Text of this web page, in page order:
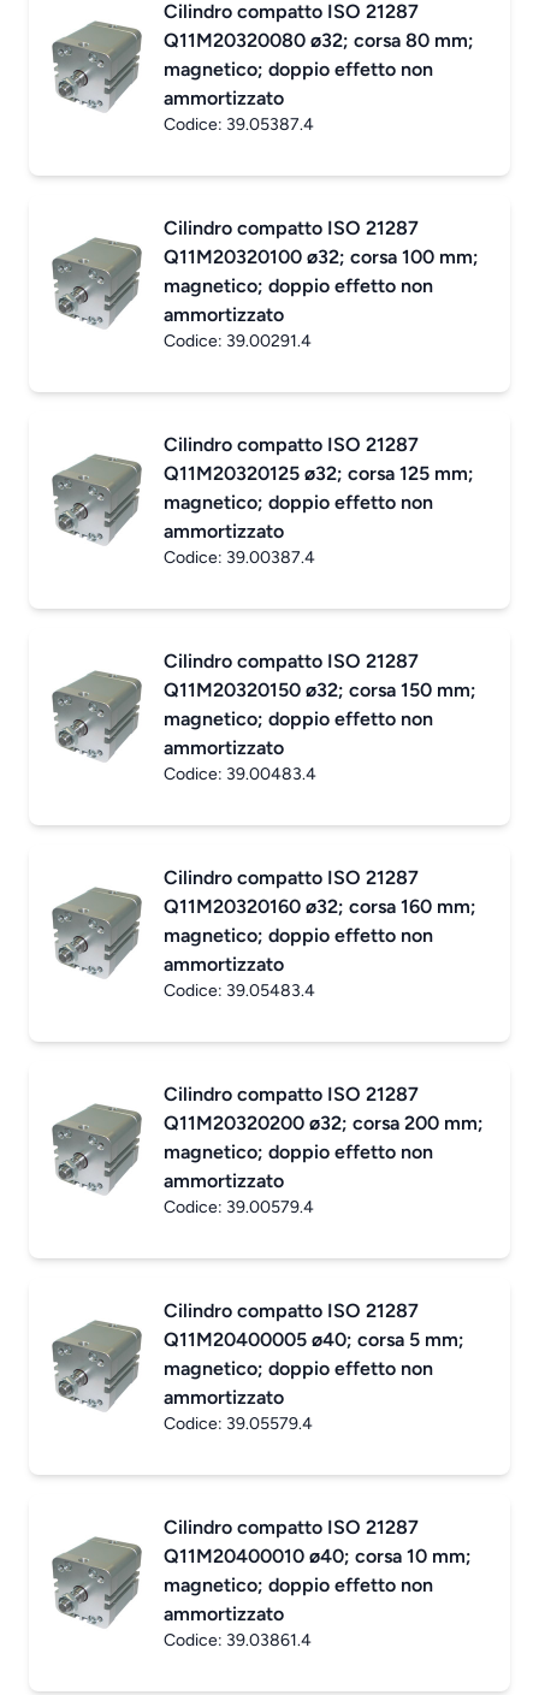
Cilindro compatto ISO 21287
Q11M20320080 ø32; corsa 80 mm;
magnetico; doppio effetto non
ammortizzato
Codice: 39.05387.4
Cilindro compatto ISO 21287
Q11M20320100 ø32; corsa 100 mm;
magnetico; doppio effetto non
ammortizzato
Codice: 39.00291.4
Cilindro compatto ISO 21287
Q11M20320125 ø32; corsa 125 mm;
magnetico; doppio effetto non
ammortizzato
Codice: 39.00387.4
Cilindro compatto ISO 21287
Q11M20320150 ø32; corsa 150 mm;
magnetico; doppio effetto non
ammortizzato
Codice: 39.00483.4
Cilindro compatto ISO 21287
Q11M20320160 ø32; corsa 160 mm;
magnetico; doppio effetto non
ammortizzato
Codice: 39.05483.4
Cilindro compatto ISO 21287
Q11M20320200 ø32; corsa 200 mm;
magnetico; doppio effetto non
ammortizzato
Codice: 39.00579.4
Cilindro compatto ISO 21287
Q11M20400005 ø40; corsa 5 mm;
magnetico; doppio effetto non
ammortizzato
Codice: 39.05579.4
Cilindro compatto ISO 21287
Q11M20400010 ø40; corsa 10 mm;
magnetico; doppio effetto non
ammortizzato
Codice: 39.03861.4